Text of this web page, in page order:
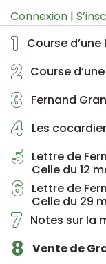
1 Course
2 Course
3 Fernand
4 Les
5 Lettre de
Celle du 12
6 Lettre de
Celle du 29
7 Notes sur la
8 Vente de
Connexion |